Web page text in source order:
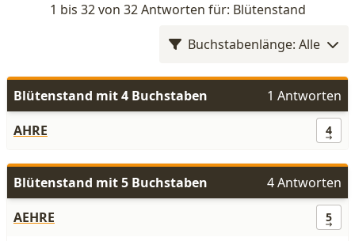
1 bis 32 von 32 Antworten für: Blütenstand
Buchstabenlänge: Alle
Blütenstand mit 4 Buchstaben
1 Antworten
AHRE
4
Blütenstand mit 5 Buchstaben
4 Antworten
AEHRE
5